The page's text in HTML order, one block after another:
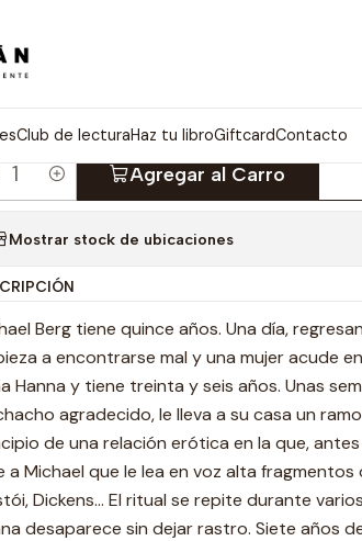
Club de lecturaHaz tu libroGiftcardContacto
LECTOR
Agregar al Carro
Mostrar stock de ubicaciones
Berg tiene quince años. Una día,
a encontrarse mal y una mujer acude
Hanna y tiene treinta y seis años. Unas
agradecido, le lleva a su casa un
de una relación erótica en la que,
a Michael que le lea en voz alta fragmentos
Dickens... El ritual se repite durante
desaparece sin dejar rastro. Siete años